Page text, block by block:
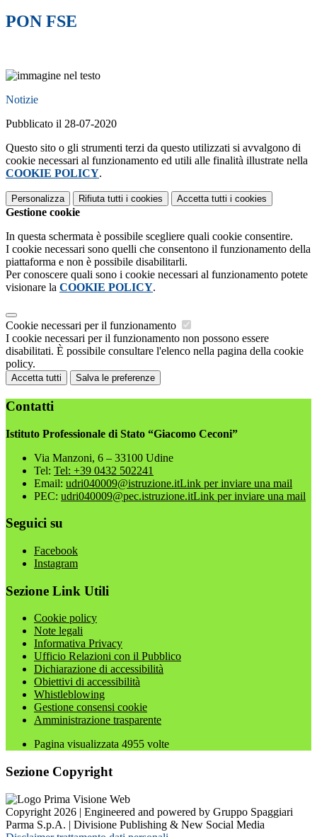
PON FSE
Notizie
Pubblicato il 28-07-2020
Questo sito o gli strumenti terzi da questo utilizzati si avvalgono di
cookie necessari al funzionamento ed utili alle finalità illustrate nella
COOKIE POLICY.
Personalizza Rifiuta tutti i cookies Accetta tutti i cookies
Gestione cookie
In questa schermata è possibile scegliere quali cookie consentire.
I cookie necessari sono quelli che consentono il funzionamento della
piattaforma e non è possibile disabilitarli.
Per conoscere quali sono i cookie necessari al funzionamento potete
visionare la COOKIE POLICY.
Cookie necessari per il funzionamento
I cookie necessari per il funzionamento non possono essere
disabilitati. È possibile consultare l'elenco nella pagina della cookie
policy.
Accetta tutti Salva le preferenze
Contatti
Istituto Professionale di Stato “Giacomo Ceconi”
Via Manzoni, 6 – 33100 Udine
Tel: Tel: +39 0432 502241
Email: udri040009@istruzione.itLink per inviare una mail
PEC: udri040009@pec.istruzione.itLink per inviare una mail
Seguici su
Facebook
Instagram
Sezione Link Utili
Cookie policy
Note legali
Informativa Privacy
Ufficio Relazioni con il Pubblico
Dichiarazione di accessibilità
Obiettivi di accessibilità
Whistleblowing
Gestione consensi cookie
Amministrazione trasparente
Pagina visualizzata 4955 volte
Sezione Copyright
Copyright 2026 | Engineered and powered by Gruppo Spaggiari
Parma S.p.A. | Divisione Publishing & New Social Media